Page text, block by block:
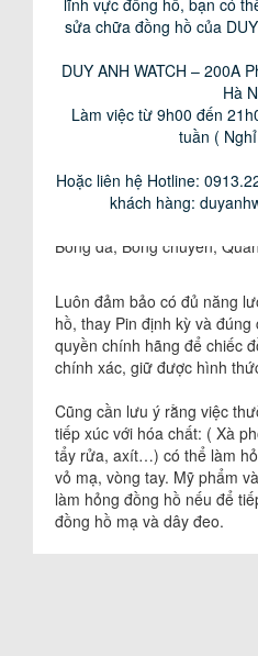
nước của đồng hồ.
công việc có nhiều động
bên ngoài như: sửa chữa
đồng hồ, kính, dây đeo dễ
bộ phận nhỏ xíu kết hợp với
động ổn định, bền lâu
Bóng đá, Bóng chuyền,
Luôn đảm bảo có đủ năng
hồ, thay Pin định kỳ và
quyền chính hãng để chiếc
chính xác, giữ được hình
Cũng cần lưu ý rằng việc
tiếp xúc với hóa chất: ( Xà
tẩy rửa, axít…) có thể làm
vỏ mạ, vòng tay. Mỹ phẩm
làm hỏng đồng hồ nếu để
đồng hồ mạ và dây đeo.
lĩnh vực đồng hồ, bạn có
sửa chữa đồng hồ của
DUY ANH WATCH – 200A
Hà
Làm việc từ 9h00 đến
tuần (
Hoặc liên hệ Hotline:
khách hàng: